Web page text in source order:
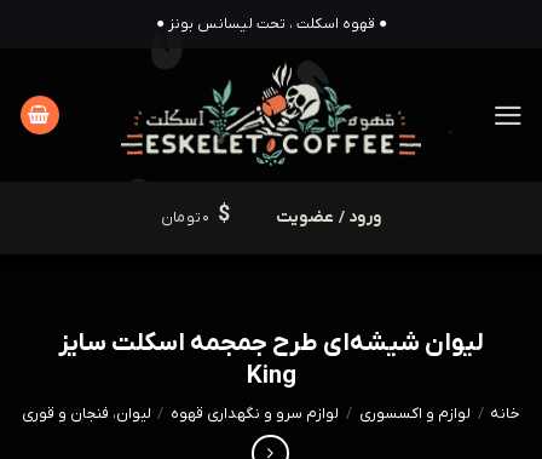
● قهوه اسکلت ، تحت لیسانس بونز ●
ورود / عضویت 0تومان
لیوان شیشه‌ای طرح جمجمه اسکلت سایز
King
خانه / لوازم و اکسسوری / لوازم سرو و نگهداری قهوه / لیوان، فنجان و قوری